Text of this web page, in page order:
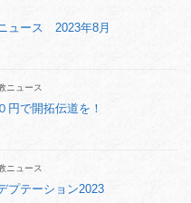
ュース 2023年8月
ニュース
円で開拓伝道を！
ニュース
プテーション2023